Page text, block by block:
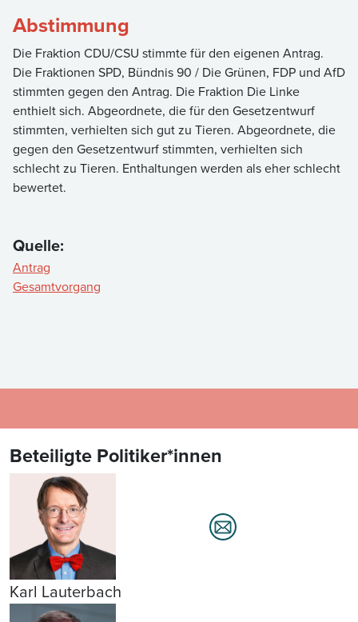
Abstimmung
Die Fraktion CDU/CSU stimmte für den eigenen Antrag.
Die Fraktionen SPD, Bündnis 90 / Die Grünen, FDP und AfD
stimmten gegen den Antrag. Die Fraktion Die Linke
enthielt sich. Abgeordnete, die für den Gesetzentwurf
stimmten, verhielten sich gut zu Tieren. Abgeordnete, die
gegen den Gesetzentwurf stimmten, verhielten sich
schlecht zu Tieren. Enthaltungen werden als eher schlecht
bewertet.
Quelle:
Antrag
Gesamtvorgang
Beteiligte Politiker*innen
Karl Lauterbach